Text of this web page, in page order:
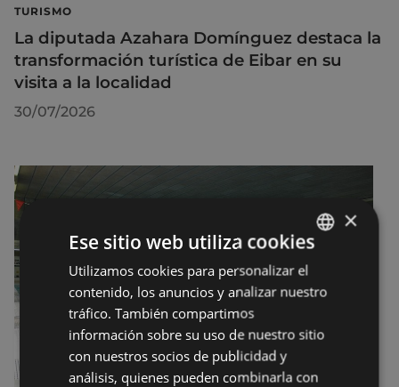
TURISMO
La diputada Azahara Domínguez destaca la
transformación turística de Eibar en su
visita a la localidad
30/07/2026
BASQUE
SPANISH
×
Ese sitio web utiliza cookies
Utilizamos cookies para personalizar el
contenido, los anuncios y analizar nuestro
tráfico. También compartimos
información sobre su uso de nuestro sitio
con nuestros socios de publicidad y
análisis, quienes pueden combinarla con